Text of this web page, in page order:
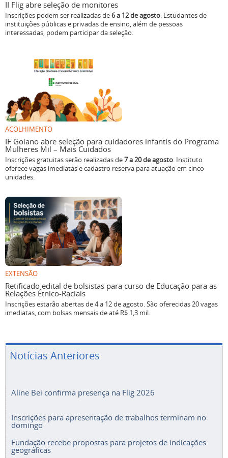
II Flig abre seleção de monitores
Inscrições podem ser realizadas de6 a 12 de agosto. Estudantes de
instituições públicas e privadas de ensino, além de pessoas
interessadas, podem participar da seleção.
ACOLHIMENTO
IF Goiano abre seleção para cuidadores infantis do Programa
Mulheres Mil – Mais Cuidados
Inscrições gratuitas serão realizadas de7 a 20 de agosto. Instituto
oferece vagas imediatas e cadastro reserva para atuação em cinco
unidades.
EXTENSÃO
Retificado edital de bolsistas para curso de Educação para as
Relações Étnico-Raciais
Inscrições estarão abertas de 4 a 12 de agosto. São oferecidas 20 vagas
imediatas, com bolsas mensais de até R$ 1,3 mil.
Notícias Anteriores
Aline Bei confirma presença na Flig 2026
Inscrições para apresentação de trabalhos terminam no
domingo
Fundação recebe propostas para projetos de indicações
geográficas